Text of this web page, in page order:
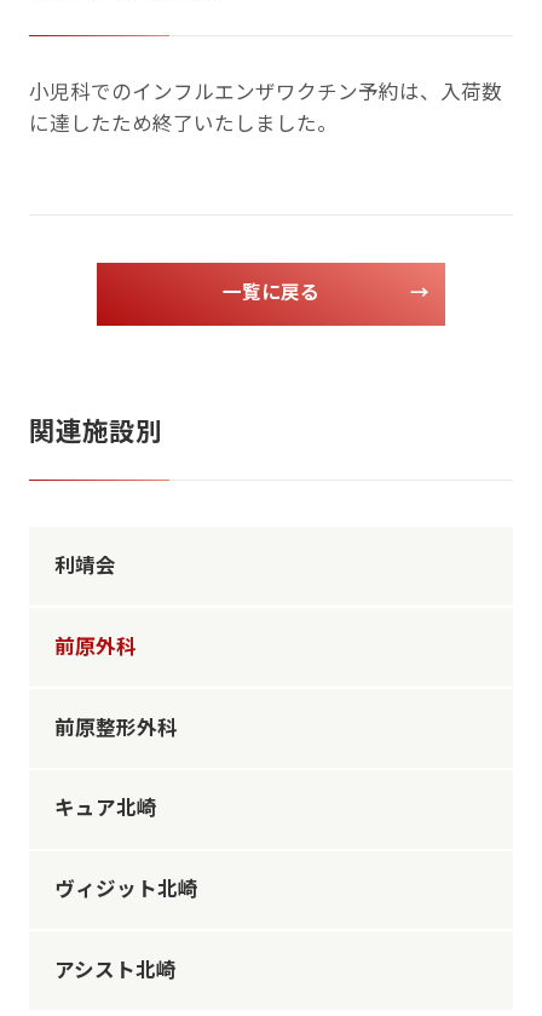
小児科でのインフルエンザワクチン予約は、入荷数
に達したため終了いたしました。
一覧に戻る →
関連施設別
利靖会
前原外科
前原整形外科
キュア北崎
ヴィジット北崎
アシスト北崎